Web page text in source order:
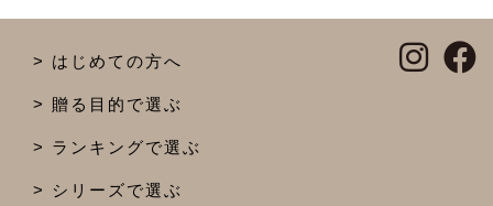
はじめての方へ
贈る目的で選ぶ
ランキングで選ぶ
シリーズで選ぶ